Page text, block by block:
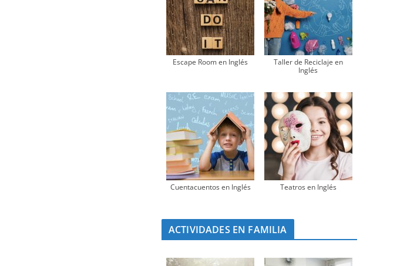
Escape Room en Inglés
Taller de Reciclaje en
Inglés
Cuentacuentos en Inglés Teatros en Inglés
ACTIVIDADES EN FAMILIA